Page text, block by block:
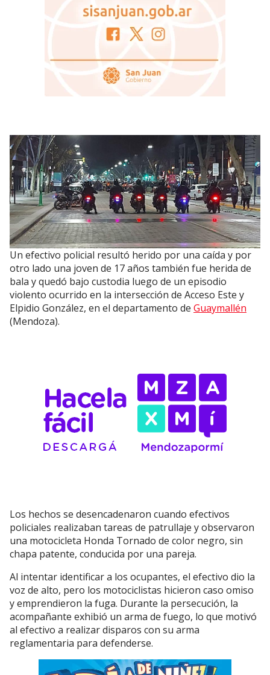
Un efectivo policial resultó herido por una caída y por
otro lado una joven de 17 años también fue herida de
bala y quedó bajo custodia luego de un episodio
violento ocurrido en la intersección de Acceso Este y
Elpidio González, en el departamento de Guaymallén
(Mendoza).
Los hechos se desencadenaron cuando efectivos
policiales realizaban tareas de patrullaje y observaron
una motocicleta Honda Tornado de color negro, sin
chapa patente, conducida por una pareja.
Al intentar identificar a los ocupantes, el efectivo dio la
voz de alto, pero los motociclistas hicieron caso omiso
y emprendieron la fuga. Durante la persecución, la
acompañante exhibió un arma de fuego, lo que motivó
al efectivo a realizar disparos con su arma
reglamentaria para defenderse.